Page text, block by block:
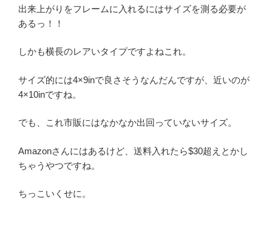
出来上がりをフレームに入れるにはサイズを測る必要が
あるっ！！
しかも横長のレアいタイプですよねこれ。
サイズ的には4×9inで良さそうなんだんですが、近いのが
4×10inですね。
でも、これ市販にはなかなか出回っていないサイズ。
Amazonさんにはあるけど、送料入れたら$30超えとかし
ちゃうやつですね。
ちっこいくせに。